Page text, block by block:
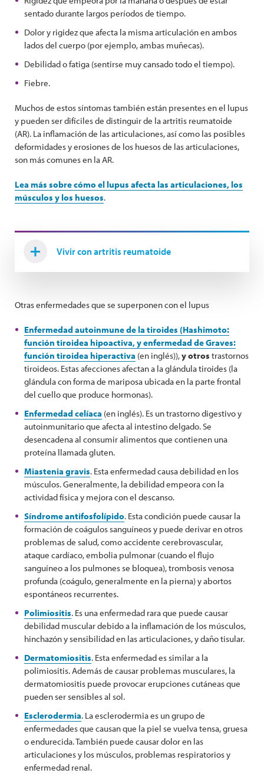
sentado durante largos períodos de tiempo.
Dolor y rigidez que afecta la misma articulación en ambos
lados del cuerpo (por ejemplo, ambas muñecas).
Debilidad o fatiga (sentirse muy cansado todo el tiempo).
Fiebre.
Muchos de estos síntomas también están presentes en el lupus
y pueden ser difíciles de distinguir de la artritis reumatoide
(AR). La inflamación de las articulaciones, así como las posibles
deformidades y erosiones de los huesos de las articulaciones,
son más comunes en la AR.
Lea más sobre cómo el lupus afecta las articulaciones, los
músculos y los huesos.
Vivir con artritis reumatoide
Otras enfermedades que se superponen con el lupus
Enfermedad autoinmune de la tiroides (Hashimoto:
función tiroidea hipoactiva, y enfermedad de Graves:
función tiroidea hiperactiva (en inglés)),y otros trastornos
tiroideos. Estas afecciones afectan a la glándula tiroides (la
glándula con forma de mariposa ubicada en la parte frontal
del cuello que produce hormonas).
Enfermedad celíaca (en inglés). Es un trastorno digestivo y
autoinmunitario que afecta al intestino delgado. Se
desencadena al consumir alimentos que contienen una
proteína llamada gluten.
Miastenia gravis. Esta enfermedad causa debilidad en los
músculos. Generalmente, la debilidad empeora con la
actividad física y mejora con el descanso.
Síndrome antifosfolípido. Esta condición puede causar la
formación de coágulos sanguíneos y puede derivar en otros
problemas de salud, como accidente cerebrovascular,
ataque cardíaco, embolia pulmonar (cuando el flujo
sanguíneo a los pulmones se bloquea), trombosis venosa
profunda (coágulo, generalmente en la pierna) y abortos
espontáneos recurrentes.
Polimiositis. Es una enfermedad rara que puede causar
debilidad muscular debido a la inflamación de los músculos,
hinchazón y sensibilidad en las articulaciones, y daño tisular.
Dermatomiositis. Esta enfermedad es similar a la
polimiositis. Además de causar problemas musculares, la
dermatomiositis puede provocar erupciones cutáneas que
pueden ser sensibles al sol.
Esclerodermia. La esclerodermia es un grupo de
enfermedades que causan que la piel se vuelva tensa, gruesa
o endurecida. También puede causar dolor en las
articulaciones y los músculos, problemas respiratorios y
enfermedad renal.